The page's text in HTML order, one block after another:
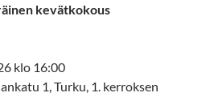
kevätkokous
klo 16:00
1, Turku, 1. kerroksen